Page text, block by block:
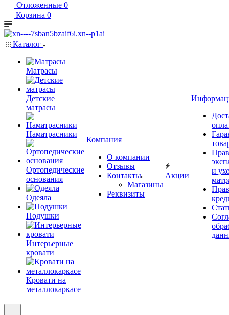
Отложенные 0
Корзина 0
Каталог
Матрасы
Детские
матрасы
Наматрасники
Ортопедические
основания
Одеяла
Подушки
Интерьерные
кровати
Кровати на
металлокаркасе
Компания
О компании
Отзывы
Контакты
Магазины
Реквизиты
Акции
и